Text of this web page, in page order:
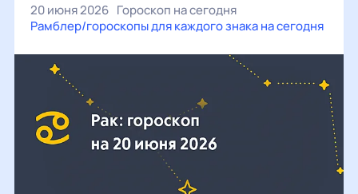
20 июня 2026 Гороскоп на сегодня
Рамблер/гороскопы для каждого знака на сегодня